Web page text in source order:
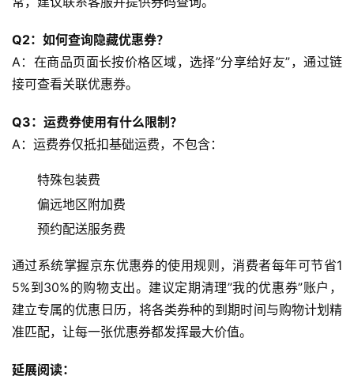
Q2：如何查询隐藏优惠券？
A：在商品页面长按价格区域，选择”分享给好友”，通过链
接可查看关联优惠券。
Q3：运费券使用有什么限制？
A：运费券仅抵扣基础运费，不包含：
特殊包装费
偏远地区附加费
预约配送服务费
通过系统掌握京东优惠券的使用规则，消费者每年可节省1
5%到30%的购物支出。建议定期清理”我的优惠券”账户，
建立专属的优惠日历，将各类券种的到期时间与购物计划精
准匹配，让每一张优惠券都发挥最大价值。
延展阅读：